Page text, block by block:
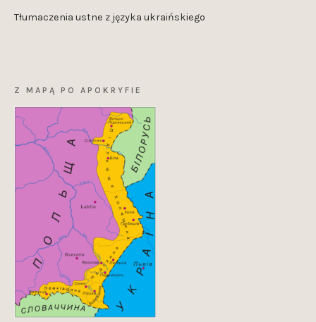
Tłumaczenia ustne z języka ukraińskiego
Z MAPĄ PO APOKRYFIE